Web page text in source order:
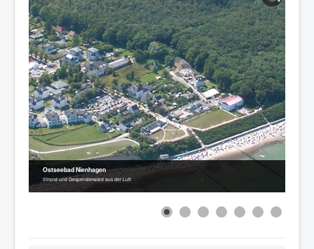
Ostseebad Nienhagen
Strand und Gespensterwald aus der Luft